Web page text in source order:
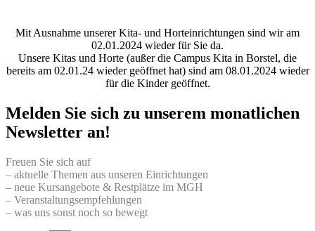
Mit Ausnahme unserer Kita- und Horteinrichtungen sind wir am
02.01.2024 wieder für Sie da.
Unsere Kitas und Horte (außer die Campus Kita in Borstel, die
bereits am 02.01.24 wieder geöffnet hat) sind am 08.01.2024 wieder
für die Kinder geöffnet.
Melden Sie sich zu unserem monatlichen
Newsletter an!
Freuen Sie sich auf
– aktuelle Themen aus unseren Einrichtungen
– neue Kursangebote & Restplätze im MGH
– Veranstaltungsempfehlungen
– was uns sonst noch so bewegt